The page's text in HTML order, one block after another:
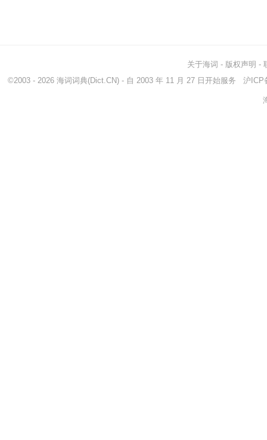
关于海词 - 版权声明 -
©2003 - 2026 海词词典(Dict.CN) - 自 2003 年 11 月 27 日开始服务 沪ICP